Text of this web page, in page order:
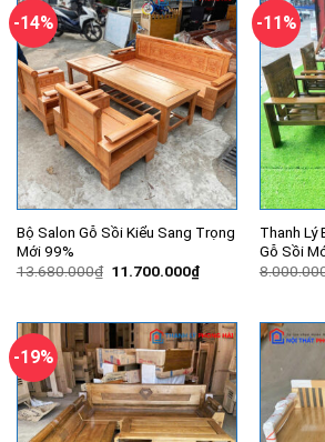
-14%
Bộ Salon Gỗ Sồi Kiểu Sang Trọng
Mới 99%
13.680.000₫ Giá
11.700.000₫Giá
hiện
11.700.000₫.
-11%
Thanh Lý
Gỗ Sồi
-19%